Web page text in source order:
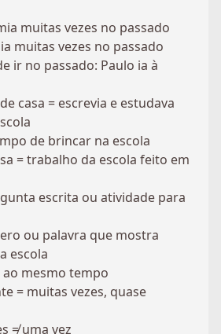
muitas vezes no passado
muitas vezes no passado
ir no passado: Paulo ia à
casa = escrevia e estudava
de brincar na escola
= trabalho da escola feito em
escrita ou atividade para
ou palavra que mostra
escola
mesmo tempo
= muitas vezes, quase
≠ uma vez